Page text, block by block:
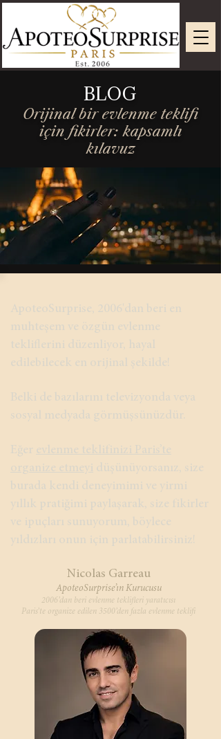
BLOG
Orijinal bir evlenme teklifi
için fikirler: kapsamlı
kılavuz
ApoteoSurprise, 2006'dan beri en
muhteşem ve özgün evlenme
tekliflerini düzenliyor, hayal
edilebilecek en orijinal şekilde!
Belki de bazılarını televizyonda veya
sosyal medyada görmüşsünüzdür.
Eğer evlenme teklifinizi Paris’te
organize etmeyi düşünüyorsanız, size
burada kendi deneyimimi ve yirmi
yıllık pratiğimi paylaşarak, size fikirler
ve ipuçları sunuyorum, böylece
yıldızları onun için parlatabilirsiniz!
​Nicolas Garreau
ApoteoSurprise’ın Kurucusu
2006’dan beri evlenme teklifleri yaratıcısı
Paris’te organize edilen 3500’den fazla evlenme teklifi